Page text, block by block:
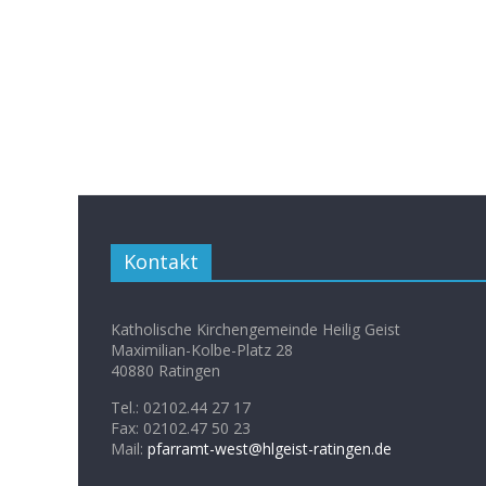
Kontakt
Katholische Kirchengemeinde Heilig Geist
Maximilian-Kolbe-Platz 28
40880 Ratingen
Tel.: 02102.44 27 17
Fax: 02102.47 50 23
Mail: pfarramt-west@hlgeist-ratingen.de